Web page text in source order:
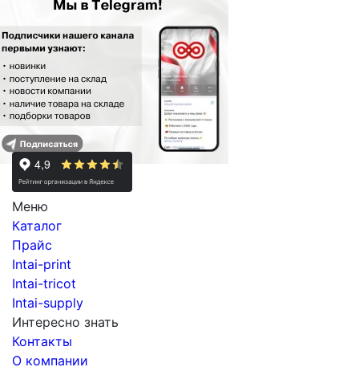
Меню
Каталог
Прайс
Intai-print
Intai-tricot
Intai-supply
Интересно знать
Контакты
О компании